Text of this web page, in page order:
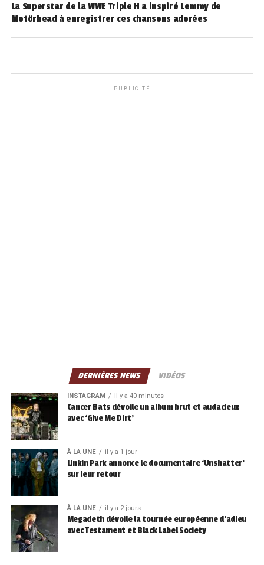
La Superstar de la WWE Triple H a inspiré Lemmy de
Motörhead à enregistrer ces chansons adorées
PUBLICITÉ
DERNIÈRES NEWS VIDÉOS
INSTAGRAM il y a 40 minutes
Cancer Bats dévoile un album brut et audacieux
avec ‘Give Me Dirt’
À LA UNE il y a 1 jour
Linkin Park annonce le documentaire ‘Unshatter’
sur leur retour
À LA UNE il y a 2 jours
Megadeth dévoile la tournée européenne d’adieu
avec Testament et Black Label Society